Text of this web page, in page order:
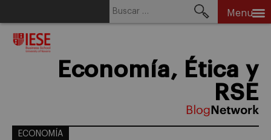
Menu
Economía, Ética y
RSE
ECONOMÍA